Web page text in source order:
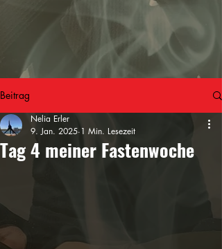
Beitrag
Tag 4 meiner Fastenwoche
Nelia Erler
9. Jan. 2025 1 Min. Lesezeit